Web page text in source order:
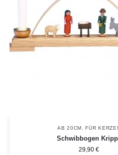
AB 20CM ,FÜR
Schwibbogen
29,90€